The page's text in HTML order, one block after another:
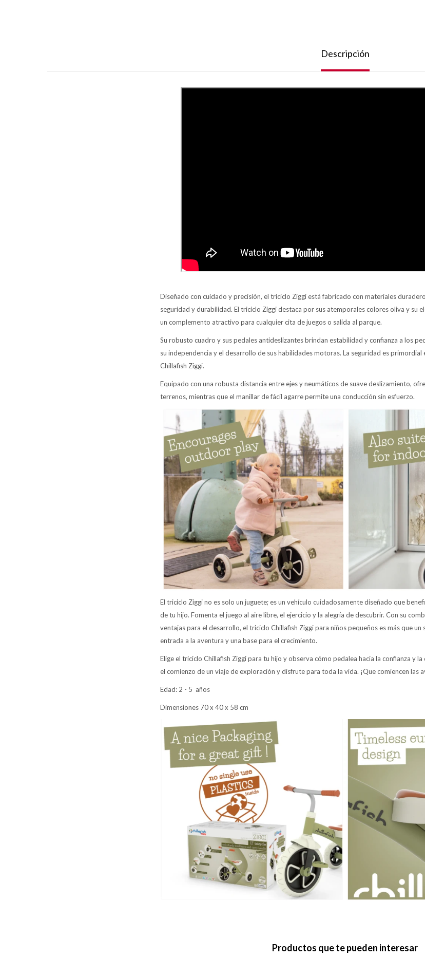
Descripción
Diseñado con cuidado y precisión, el triciclo Ziggi está fabricado con materiales
seguridad y durabilidad. El triciclo Ziggi destaca por sus atemporales colores oliva y su
un complemento atractivo para cualquier cita de juegos o salida al parque.
Su robusto cuadro y sus pedales antideslizantes brindan estabilidad y confianza a los
su independencia y el desarrollo de sus habilidades motoras. La seguridad es
Chillafish Ziggi.
Equipado con una robusta distancia entre ejes y neumáticos de suave deslizamiento,
terrenos, mientras que el manillar de fácil agarre permite una conducción sin esfuerzo.
El triciclo Ziggi no es solo un juguete; es un vehículo cuidadosamente diseñado que
de tu hijo. Fomenta el juego al aire libre, el ejercicio y la alegría de descubrir. Con su
ventajas para el desarrollo, el triciclo Chillafish Ziggi para niños pequeños es más que
entrada a la aventura y una base para el crecimiento.
Elige el triciclo Chillafish Ziggi para tu hijo y observa cómo pedalea hacia la confianza y
el comienzo de un viaje de exploración y disfrute para toda la vida. ¡Que comiencen las
Edad: 2 - 5 años
Dimensiones 70 x 40 x 58 cm
Productos que te pueden interesar